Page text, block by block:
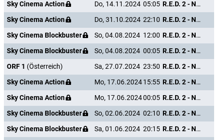
Sky Cinema Action
Do, 14.11.2024 05:05
R.E.D. 2 - Noch Älter. Härter. Besser.
Sky Cinema Action
Do, 31.10.2024 22:10
R.E.D. 2 - Noch Älter. Härter. Besser.
Sky Cinema Blockbuster
So, 04.08.2024 12:00
R.E.D. 2 - Noch Älter. Härter. Besser.
Sky Cinema Blockbuster
So, 04.08.2024 00:05
R.E.D. 2 - Noch Älter. Härter. Besser.
ORF 1 (Österreich) Sa, 27.07.2024 23:50
R.E.D. 2 - Noch Älter. Härter. Besser.
Sky Cinema Action
Mo, 17.06.202415:55
R.E.D. 2 - Noch Älter. Härter. Besser.
Sky Cinema Action
Mo, 17.06.202400:05
R.E.D. 2 - Noch Älter. Härter. Besser.
Sky Cinema Blockbuster
So, 02.06.2024 02:10
R.E.D. 2 - Noch Älter. Härter. Besser.
Sky Cinema Blockbuster
Sa, 01.06.2024 20:15
R.E.D. 2 - Noch Älter. Härter. Besser.